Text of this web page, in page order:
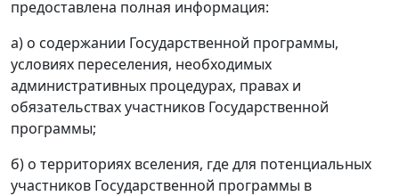
предоставлена полная информация:
а) о содержании Государственной программы,
условиях переселения, необходимых
административных процедурах, правах и
обязательствах участников Государственной
программы;
б) о территориях вселения, где для потенциальных
участников Государственной программы в